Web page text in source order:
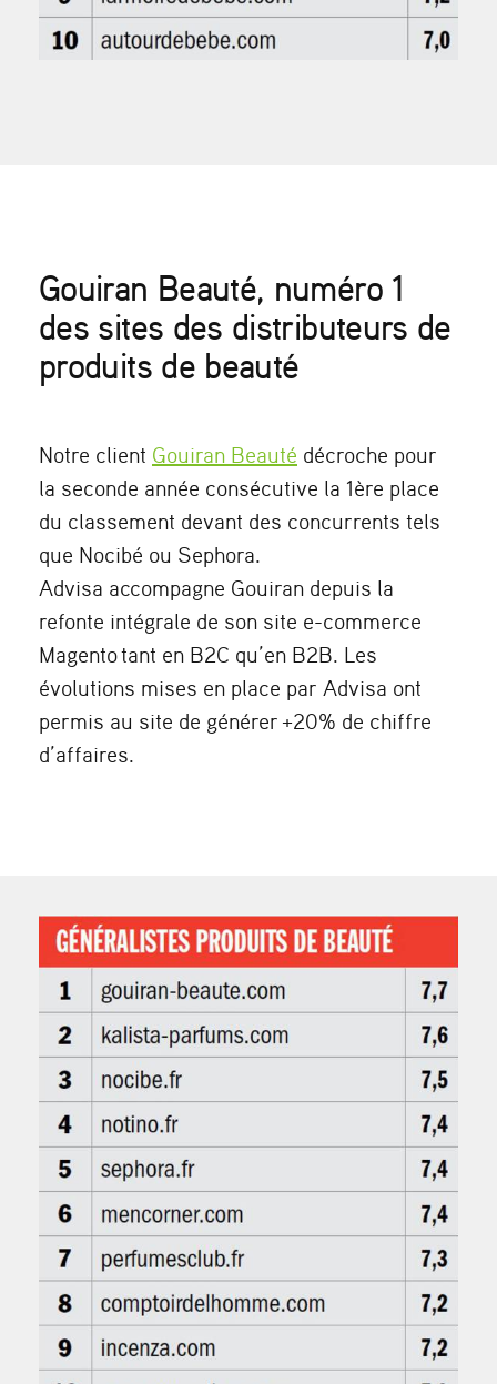
Gouiran Beauté, numéro 1
des sites des distributeurs de
produits de beauté
Notre client Gouiran Beauté décroche pour
la seconde année consécutive la 1ère place
du classement devant des concurrents tels
que Nocibé ou Sephora.
Advisa accompagne Gouiran depuis la
refonte intégrale de son site e-commerce
Magentotant en B2C qu’en B2B. Les
évolutions mises en place par Advisa ont
permis au site de générer +20% de chiffre
d’affaires.